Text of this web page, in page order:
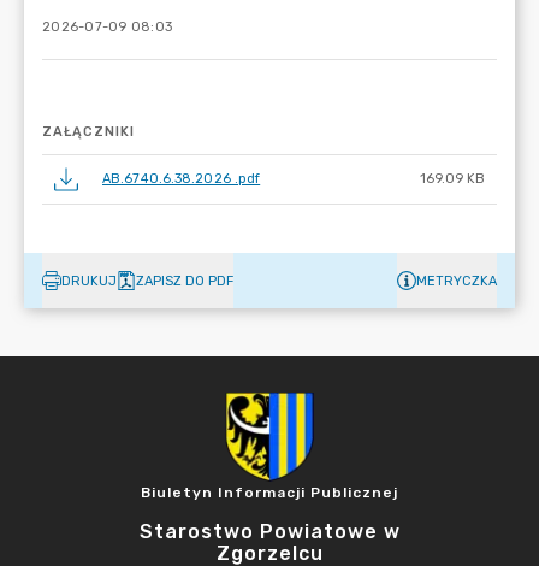
2026-07-09 08:03
ZAŁĄCZNIKI
AB.6740.6.38.2026 .pdf 169.09 KB
DRUKUJ ZAPISZ DO PDF METRYCZKA
Biuletyn Informacji Publicznej
Starostwo Powiatowe w
Zgorzelcu